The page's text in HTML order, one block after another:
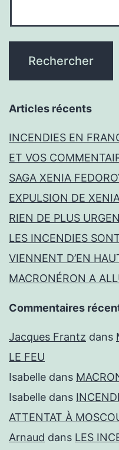
Articles récents
INCENDIES EN
ET VOS
SAGA XENIA
EXPULSION DE
RIEN DE PLUS
LES INCENDIES
VIENNENT D’EN
MACRONÉRON A
Commentaires
Jacques Frantz dans
LE FEU
Isabelle dans
Isabelle dans
ATTENTAT À
Arnaud dans LES